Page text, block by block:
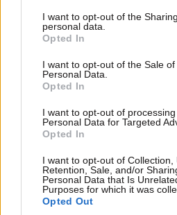
not limited to your visit or usage
grant or deny consent to Google
use your data for below specified
consent section.
I want to opt-out of the
personal data.
Opted In
I want to opt-out of the Sale of
Personal Data.
Opted In
I want to opt-out of
Personal Data for Targeted
Opted In
I want to opt-out of Collection,
Retention, Sale, and/or
Personal Data that Is
Purposes for which it was
Opted Out